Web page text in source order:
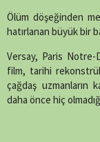
Ölüm döşeğinden
hatırlanan büyük bir
Versay, Paris Notre-
film, tarihi
çağdaş uzmanların
daha önce hiç